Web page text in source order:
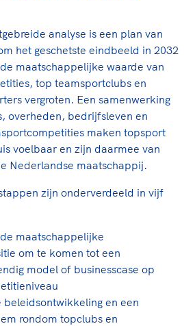
Regelgeving
Kalender
Experts
Centre
LA28
LA28
waarde topsport
analyse is een plan van
het geschetste eindbeeld in 2032
maatschappelijke waarde van
top teamsportclubs en
vergroten. Een samenwerking
overheden, bedrijfsleven en
maken topsport
voelbaar en zijn daarmee van
Nederlandse maatschappij.
zijn onderverdeeld in vijf
maatschappelijke
om te komen tot een
model of businesscase op
beleidsontwikkeling en een
rondom topclubs en